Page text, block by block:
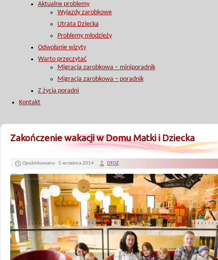
Aktualne problemy
Wyjazdy zarobkowe
Utrata Dziecka
Problemy młodzieży
Odwołanie wizyty
Warto przeczytać
Migracja zarobkowa – miniporadnik
Migracja zarobkowa – poradnik
Z życia poradni
Kontakt
Zakończenie wakacji w Domu Matki i Dziecka
Opublikowano 5 września 2014 DFOZ